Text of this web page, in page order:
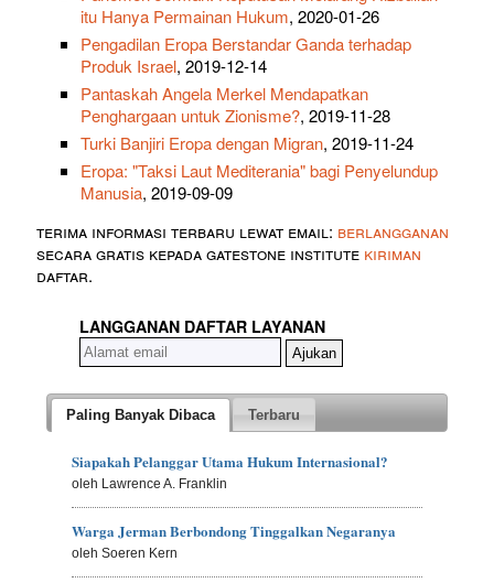
itu Hanya Permainan Hukum, 2020-01-26
Pengadilan Eropa Berstandar Ganda terhadap
Produk Israel, 2019-12-14
Pantaskah Angela Merkel Mendapatkan
Penghargaan untuk Zionisme?, 2019-11-28
Turki Banjiri Eropa dengan Migran, 2019-11-24
Eropa: "Taksi Laut Mediterania" bagi Penyelundup
Manusia, 2019-09-09
terima informasi terbaru lewat email: berlangganan
secara gratis kepada gatestone institute kiriman
daftar.
LANGGANAN DAFTAR LAYANAN
Paling Banyak Dibaca Terbaru
Siapakah Pelanggar Utama Hukum Internasional?
oleh Lawrence A. Franklin
Warga Jerman Berbondong Tinggalkan Negaranya
oleh Soeren Kern